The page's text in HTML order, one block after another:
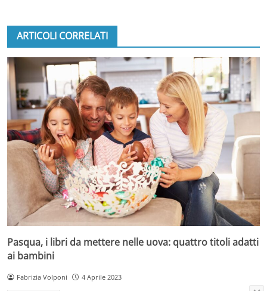
ARTICOLI CORRELATI
Pasqua, i libri da mettere nelle uova: quattro titoli adatti
ai bambini
Fabrizia Volponi 4 Aprile 2023